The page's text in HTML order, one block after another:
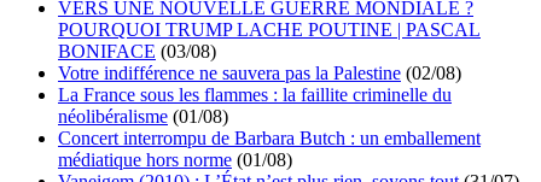
VERS UNE NOUVELLE GUERRE MONDIALE ?
POURQUOI TRUMP LACHE POUTINE | PASCAL
BONIFACE (03/08)
Votre indifférence ne sauvera pas la Palestine (02/08)
La France sous les flammes : la faillite criminelle du
néolibéralisme (01/08)
Concert interrompu de Barbara Butch : un emballement
médiatique hors norme (01/08)